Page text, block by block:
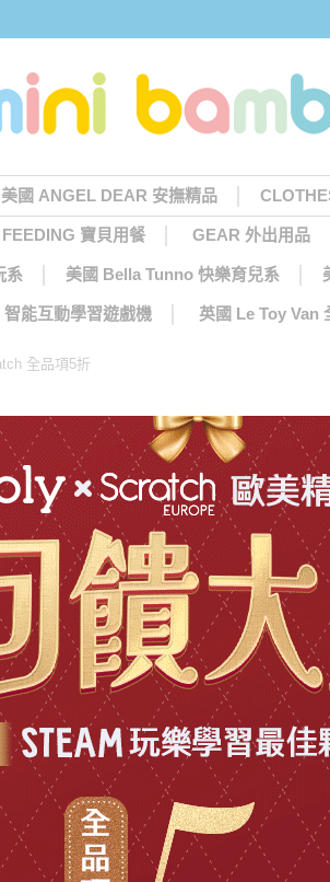
美國 ANGEL DEAR 安撫精品
FEEDING 寶貝用餐 GEAR 外出用品
系 美國 Bella Tunno 快樂育兒系
能互動學習遊戲機 英國 Le Toy Van
全品項5折